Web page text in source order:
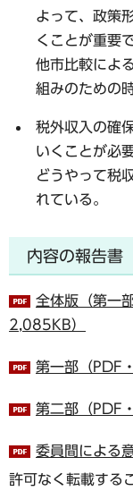
よって、政策
くことが重要
他市比較によ
組みのための
税外収入の確
いくことが必
どうやって税
れている。
内容の報告書
全体版（第一
2,085KB）
第一部（PDF
第二部（PDF
委員間による
許可なく転載する